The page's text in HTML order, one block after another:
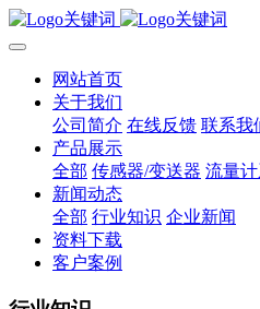
网站首页
关于我们
公司简介 在线反馈 联系我
产品展示
全部 传感器/变送器 流量计
新闻动态
全部 行业知识 企业新闻
资料下载
客户案例